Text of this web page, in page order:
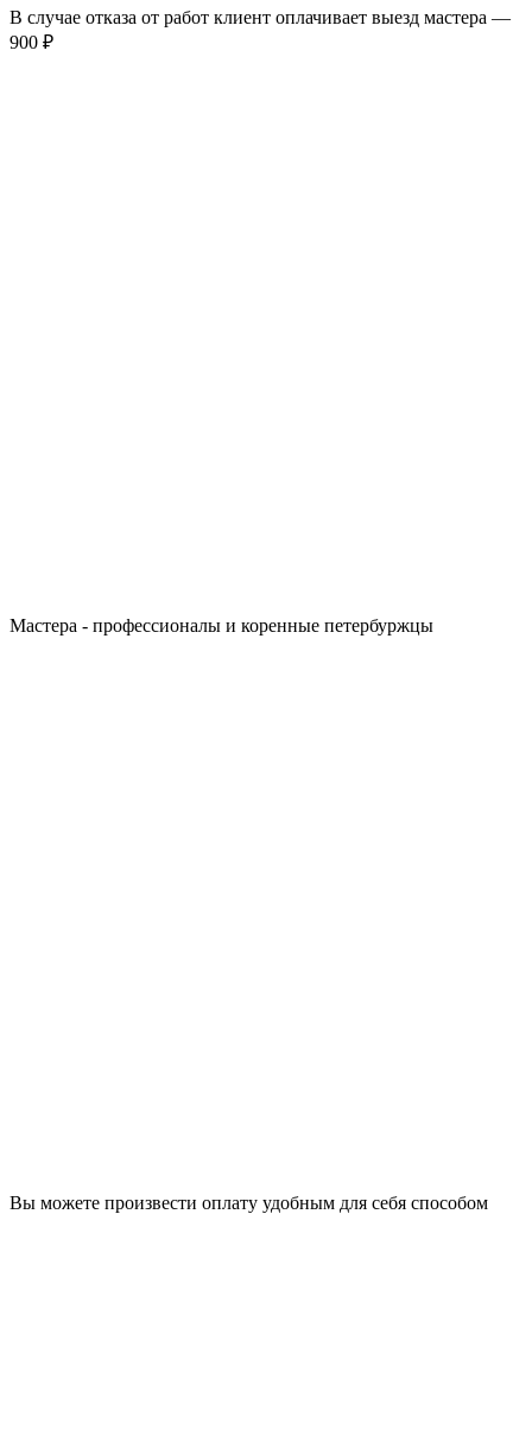
В случае отказа от работ клиент оплачивает выезд мастера —
900 ₽
Мастера - профессионалы и коренные петербуржцы
Вы можете произвести оплату удобным для себя способом